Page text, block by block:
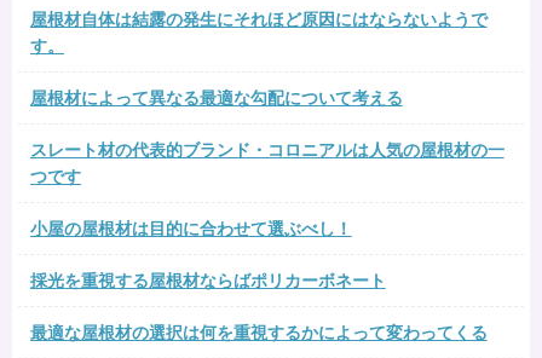
屋根材自体は結露の発生にそれほど原因にはならないようで
す。
屋根材によって異なる最適な勾配について考える
スレート材の代表的ブランド・コロニアルは人気の屋根材の一
つです
小屋の屋根材は目的に合わせて選ぶべし！
採光を重視する屋根材ならばポリカーボネート
最適な屋根材の選択は何を重視するかによって変わってくる